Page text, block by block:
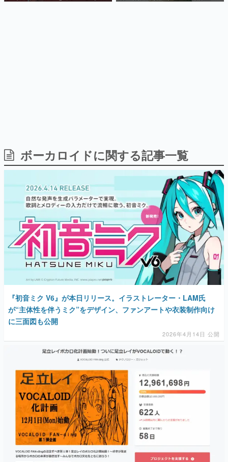
日本のコンテンツ産業やカルチャーに与えた影響を探る企
画です。
日本モバイルゲーム産業史
日本のモバイルゲーム史における主要なトピック・タイト
ルを網羅するほか、開発者へのインタビューや識者による
解説を掲載。約20年の歴史が一望できる決定版！
若ゲのいたり〜ゲームクリエイターの青春〜
『うつヌケ』『ペンと箸』等で知られるマンガ家・田中圭
一先生によるゲーム業界レポートマンガです。
なんでゲームは面白い？
ゲーム開発者・hamatsu氏がゲームの魅力を画面や操作の
具体的な形から解き明かしていく、硬派で骨太な評論連載
です。
ゲームが変えた日本語
「経験値」「裏技」「ラスボス」… ゲームにまつわる言葉
の起源や用法の変遷を、コンピューター文化史研究家・タ
イニーP氏が徹底調査。
カテゴリ
特集記事
マンガ
女性向け
アプリレビュー
その他
散水ホースリールが予約開始。
が決定！レグ役・伊瀬茉莉也さ
ボーカロイドに関する記事一覧
『初音ミク V6』が本日リリース。イラストレーター・LAM氏
が“主体性を伴うミク”をデザイン、ファンアートや衣装制作向け
に三面図も公開
2026年4月14日 公開